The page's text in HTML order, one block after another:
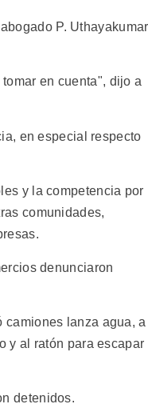
P.
en cuenta", dijo a
en especial respecto
y la competencia por
comunidades,
denunciaron
camiones lanza agua, a
y al ratón para escapar
detenidos.